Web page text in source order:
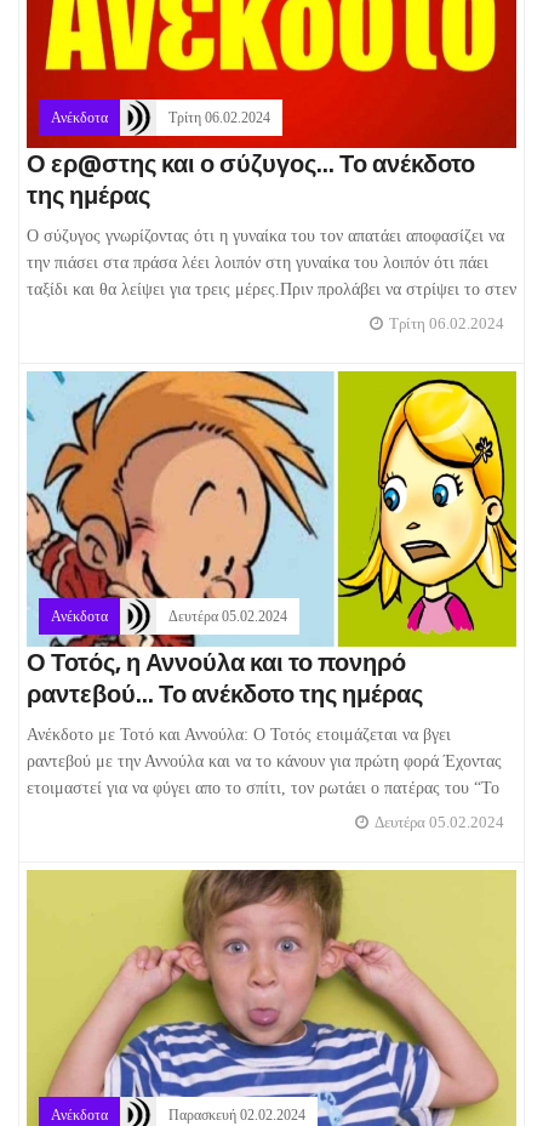
Ανέκδοτα Τρίτη 06.02.2024
Ο ερ@στης και ο σύζυγος... Το ανέκδοτο
της ημέρας
Ο σύζυγος γνωρίζοντας ότι η γυναίκα του τον απατάει αποφασίζει να
την πιάσει στα πράσα λέει λοιπόν στη γυναίκα του λοιπόν ότι πάει
ταξίδι και θα λείψει για τρεις μέρες.Πριν προλάβει να στρίψει το στεν
Τρίτη 06.02.2024
Ανέκδοτα Δευτέρα 05.02.2024
Ο Τοτός, η Αννούλα και το πονηρό
ραντεβού... Το ανέκδοτο της ημέρας
Ανέκδοτο με Τοτό και Αννούλα: Ο Τοτός ετοιμάζεται να βγει
ραντεβού με την Αννούλα και να το κάνουν για πρώτη φορά Έχοντας
ετοιμαστεί για να φύγει απο το σπίτι, τον ρωτάει ο πατέρας του “Το
Δευτέρα 05.02.2024
Ανέκδοτα Παρασκευή 02.02.2024